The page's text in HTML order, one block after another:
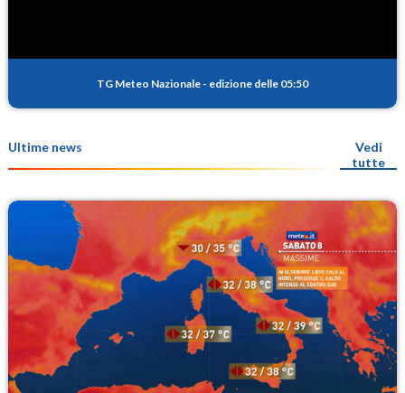
TG Meteo Nazionale - edizione delle 05:50
Ultime news
Vedi
tutte